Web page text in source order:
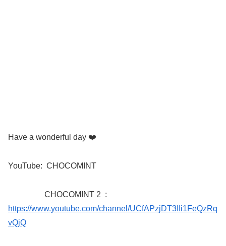
Have a wonderful day ❤️
YouTube: CHOCOMINT
CHOCOMINT 2 :
https://www.youtube.com/channel/UCfAPzjDT3IIi1FeQzRq
vQjQ